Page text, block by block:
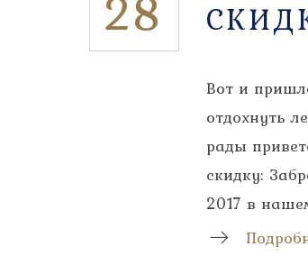
Вот и
отдохнуть
рады
скидку:
2017 в